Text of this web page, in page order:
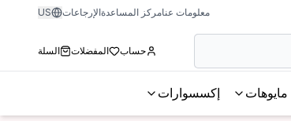
معلومات عنامركز المساعدةالإرجاعات US
حساب المفضلات السلة
مايوهات إكسسوارات